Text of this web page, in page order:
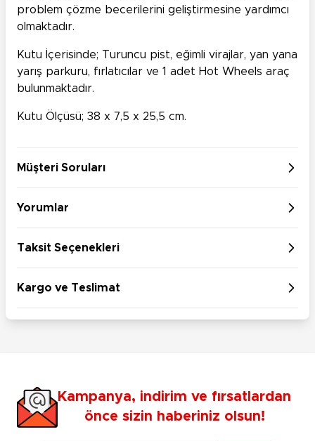
problem çözme becerilerini geliştirmesine yardımcı
olmaktadır.
Kutu İçerisinde; Turuncu pist, eğimli virajlar, yan yana
yarış parkuru, fırlatıcılar ve 1 adet Hot Wheels araç
bulunmaktadır.
Kutu Ölçüsü; 38 x 7,5 x 25,5 cm.
Müşteri Soruları
Yorumlar
Taksit Seçenekleri
Kargo ve Teslimat
Kampanya, indirim ve fırsatlardan
önce sizin haberiniz olsun!